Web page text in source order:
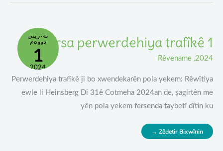
تشرینی
دووەم
1
2024
Dersa perwerdehiya trafîkê 1
2024
,
Rêvename
Perwerdehiya trafîkê ji bo xwendekarên pola yekem: Rêwîtiya
ewle li Heinsberg Di 31ê Cotmeha 2024an de, şagirtên me
yên pola yekem fersenda taybetî dîtin ku
Dersa
Perwerdehiya
Trafîkê
Zêdetir Bixwînin →